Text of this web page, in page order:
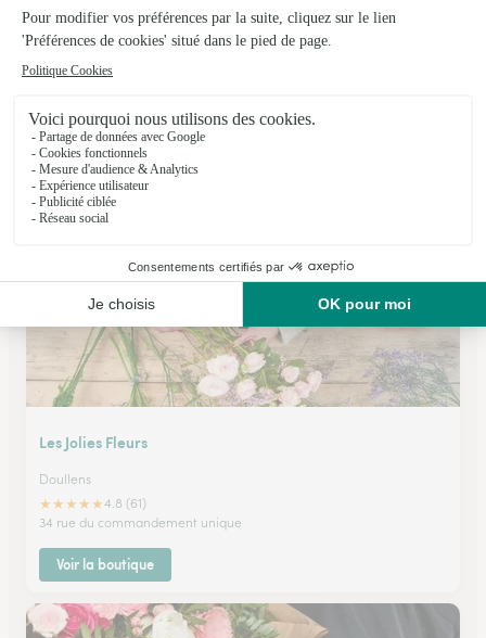
Ailly Sur Noye
★★★★★4.8 (56)
28, rue Saint Martin
Voir la boutique
Les Jolies Fleurs
Doullens
★★★★★4.8 (61)
34 rue du commandement unique
Voir la boutique